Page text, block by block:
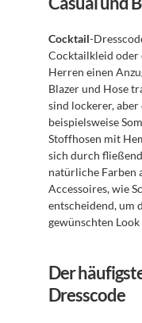
Cocktail-
Cocktailkleid oder
Herren einen
Blazer und Hose
sind lockerer,
beispielsweise
Stoffhosen mit
sich durch
natürliche Farben
Accessoires, wie
entscheidend, um
gewünschten Look
Der
Dresscode